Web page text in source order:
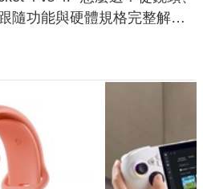
隨功能與硬體規格完整解